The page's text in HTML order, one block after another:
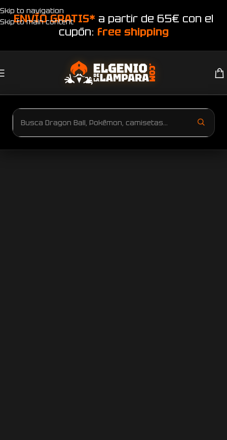
Skip to navigation
Skip to main content
ENVÍO GRATIS* a partir de 65€ con el
cupón: free shipping